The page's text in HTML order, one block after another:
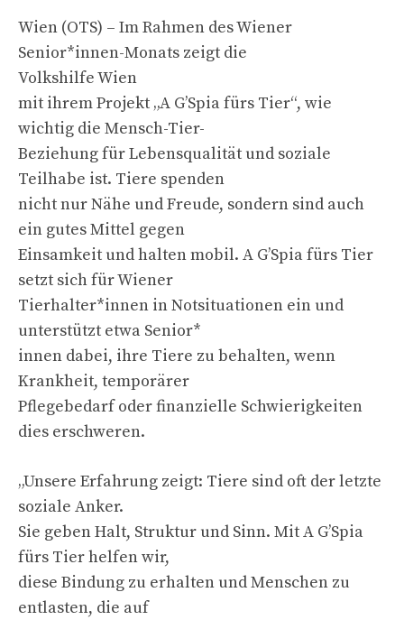
Wien (OTS) – Im Rahmen des Wiener
Senior*innen-Monats zeigt die
Volkshilfe Wien
mit ihrem Projekt „A G’Spia fürs Tier“, wie
wichtig die Mensch-Tier-
Beziehung für Lebensqualität und soziale
Teilhabe ist. Tiere spenden
nicht nur Nähe und Freude, sondern sind auch
ein gutes Mittel gegen
Einsamkeit und halten mobil. A G’Spia fürs Tier
setzt sich für Wiener
Tierhalter*innen in Notsituationen ein und
unterstützt etwa Senior*
innen dabei, ihre Tiere zu behalten, wenn
Krankheit, temporärer
Pflegebedarf oder finanzielle Schwierigkeiten
dies erschweren.
„Unsere Erfahrung zeigt: Tiere sind oft der letzte
soziale Anker.
Sie geben Halt, Struktur und Sinn. Mit A G’Spia
fürs Tier helfen wir,
diese Bindung zu erhalten und Menschen zu
entlasten, die auf